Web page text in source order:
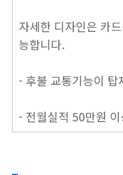
자세한 디자인은 카
능합니다.
- 후불 교통기능이 탑
- 전월실적 50만원